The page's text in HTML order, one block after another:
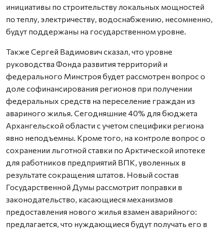
инициативы по строительству локальных мощностей
по теплу, электричеству, водоснабжению, несомненно,
будут поддержаны на государственном уровне.
Также Сергей Вадимович сказал, что уровне
руководства Фонда развития территорий и
федерального Минстроя будет рассмотрен вопрос о
доле софинансирования регионов при получении
федеральных средств на переселение граждан из
авариного жилья. Сегодняшние 40% для бюджета
Архангельской области с учетом специфики региона
явно неподъемны. Кроме того, на контроле вопрос о
сохранении льготной ставки по Арктической ипотеке
для работников предприятий ВПК, уволенных в
результате сокращения штатов. Новый состав
Государственной Думы рассмотрит поправки в
законодательство, касающиеся механизмов
предоставления нового жилья взамен аварийного:
предлагается, что нуждающиеся будут получать его в